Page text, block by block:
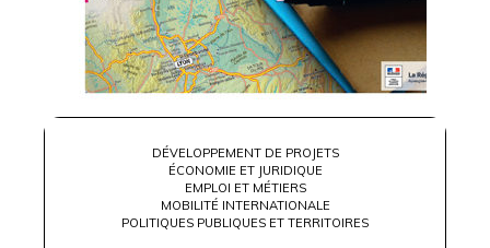
DÉVELOPPEMENT DE PROJETS
ÉCONOMIE ET JURIDIQUE
EMPLOI ET MÉTIERS
MOBILITÉ INTERNATIONALE
POLITIQUES PUBLIQUES ET TERRITOIRES